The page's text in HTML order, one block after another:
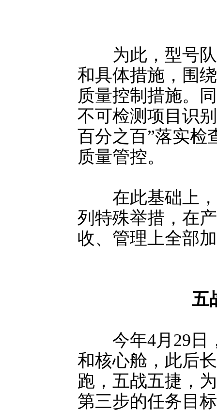
为此，型号队
和具体措施，围
质量控制措施。
不可检测项目识
百分之百”落实检
质量管控。
在此基础上，
列特殊举措，在
收、管理上全部
五
今年4月29日，
和核心舱，此后
跑，五战五捷，
第三步的任务目